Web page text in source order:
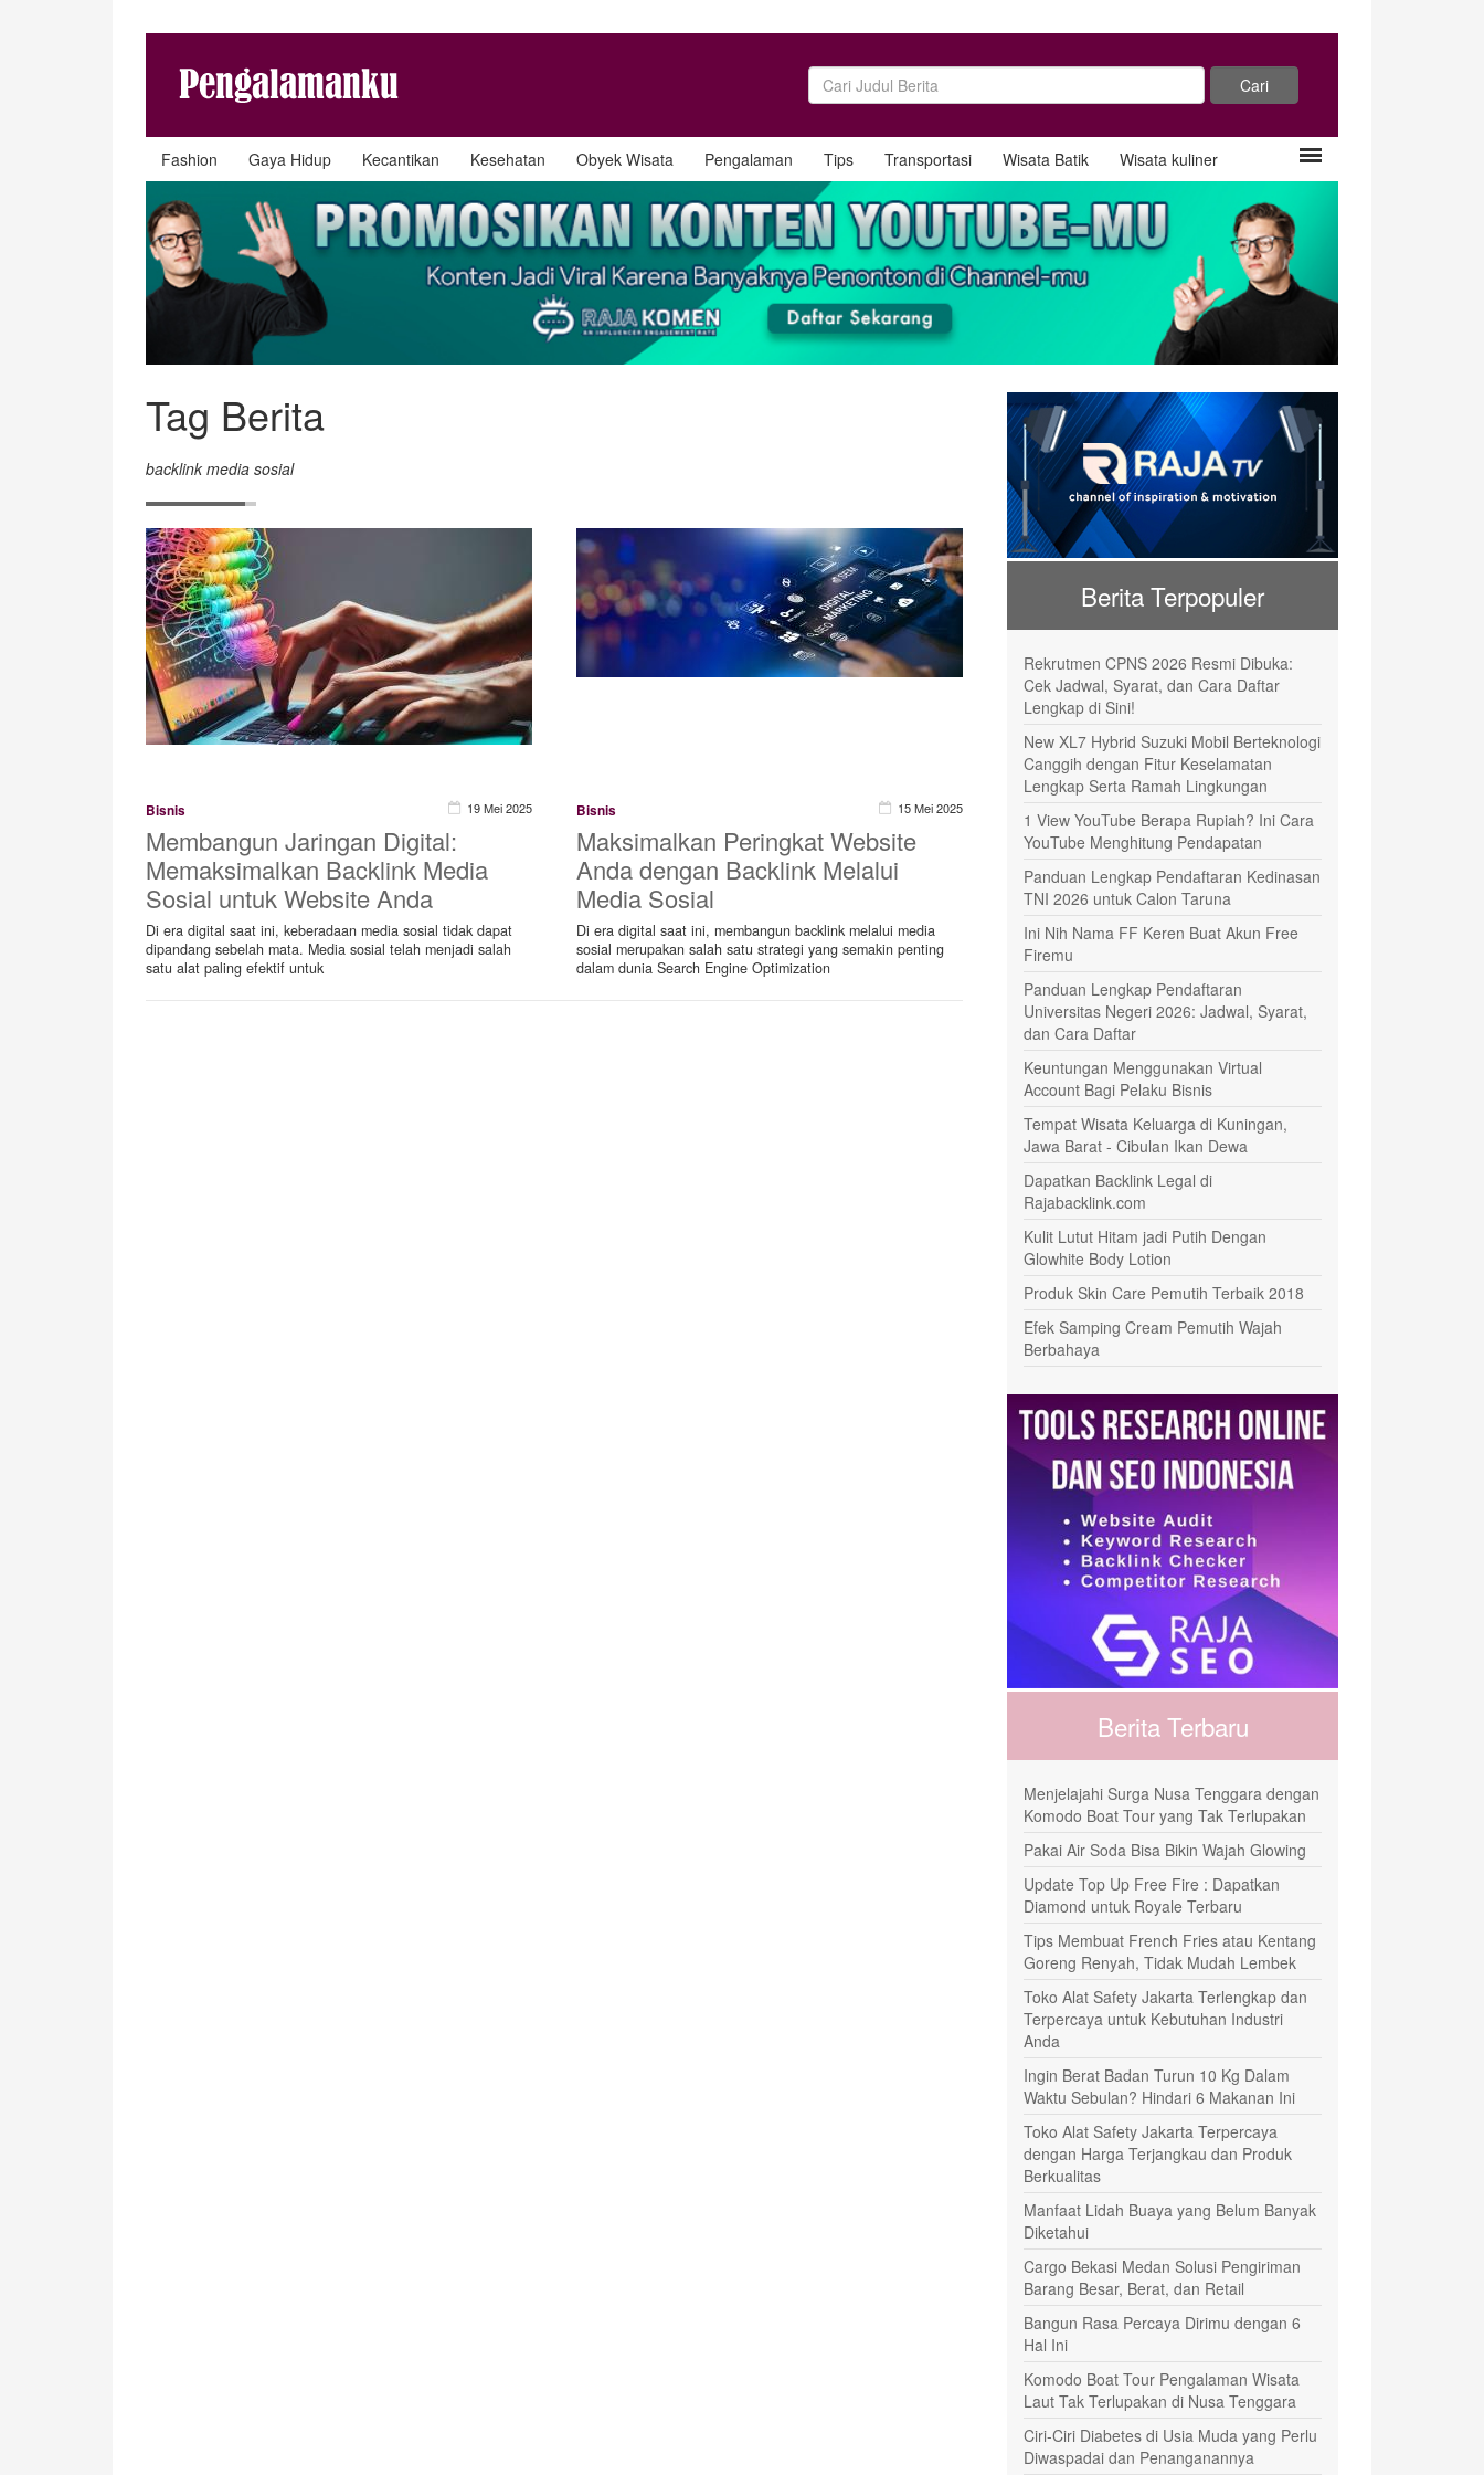
Fashion Gaya Hidup Kecantikan Kesehatan Obyek Wisata Pengalaman Tips Transportasi Wisata Batik Wisata kuliner
Tag Berita
backlink media sosial
Bisnis 19 Mei 2025
Membangun Jaringan Digital:
Memaksimalkan Backlink Media
Sosial untuk Website Anda
Di era digital saat ini, keberadaan media sosial tidak dapat
dipandang sebelah mata. Media sosial telah menjadi salah
satu alat paling efektif untuk
Bisnis 15 Mei 2025
Maksimalkan Peringkat Website
Anda dengan Backlink Melalui
Media Sosial
Di era digital saat ini, membangun backlink melalui media
sosial merupakan salah satu strategi yang semakin penting
dalam dunia Search Engine Optimization
Berita Terpopuler
Rekrutmen CPNS 2026 Resmi Dibuka:
Cek Jadwal, Syarat, dan Cara Daftar
Lengkap di Sini!
New XL7 Hybrid Suzuki Mobil Berteknologi
Canggih dengan Fitur Keselamatan
Lengkap Serta Ramah Lingkungan
1 View YouTube Berapa Rupiah? Ini Cara
YouTube Menghitung Pendapatan
Panduan Lengkap Pendaftaran Kedinasan
TNI 2026 untuk Calon Taruna
Ini Nih Nama FF Keren Buat Akun Free
Firemu
Panduan Lengkap Pendaftaran
Universitas Negeri 2026: Jadwal, Syarat,
dan Cara Daftar
Keuntungan Menggunakan Virtual
Account Bagi Pelaku Bisnis
Tempat Wisata Keluarga di Kuningan,
Jawa Barat - Cibulan Ikan Dewa
Dapatkan Backlink Legal di
Rajabacklink.com
Kulit Lutut Hitam jadi Putih Dengan
Glowhite Body Lotion
Produk Skin Care Pemutih Terbaik 2018
Efek Samping Cream Pemutih Wajah
Berbahaya
Berita Terbaru
Menjelajahi Surga Nusa Tenggara dengan
Komodo Boat Tour yang Tak Terlupakan
Pakai Air Soda Bisa Bikin Wajah Glowing
Update Top Up Free Fire : Dapatkan
Diamond untuk Royale Terbaru
Tips Membuat French Fries atau Kentang
Goreng Renyah, Tidak Mudah Lembek
Toko Alat Safety Jakarta Terlengkap dan
Terpercaya untuk Kebutuhan Industri
Anda
Ingin Berat Badan Turun 10 Kg Dalam
Waktu Sebulan? Hindari 6 Makanan Ini
Toko Alat Safety Jakarta Terpercaya
dengan Harga Terjangkau dan Produk
Berkualitas
Manfaat Lidah Buaya yang Belum Banyak
Diketahui
Cargo Bekasi Medan Solusi Pengiriman
Barang Besar, Berat, dan Retail
Bangun Rasa Percaya Dirimu dengan 6
Hal Ini
Komodo Boat Tour Pengalaman Wisata
Laut Tak Terlupakan di Nusa Tenggara
Ciri-Ciri Diabetes di Usia Muda yang Perlu
Diwaspadai dan Penanganannya